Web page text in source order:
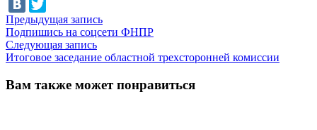
Навигация
по
записям
Предыдущая записьПредыдущая
запись:
Подпишись на соцсети ФНПР
Следующая записьСледующая
запись:
Итоговое заседание областной трехсторонней комиссии
Вам также может понравиться